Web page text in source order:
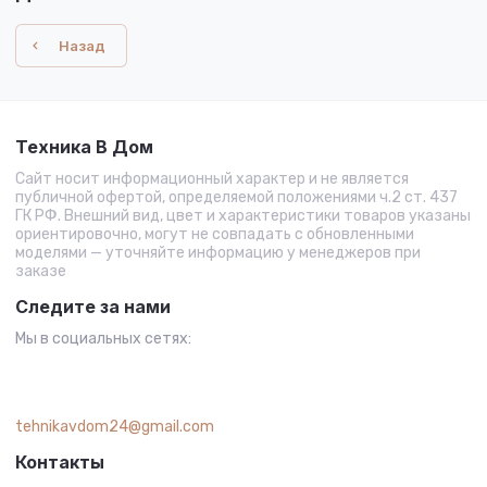
Назад
Техника В Дом
Сайт носит информационный характер и не является
публичной офертой, определяемой положениями ч.2 ст. 437
ГК РФ. Внешний вид, цвет и характеристики товаров указаны
ориентировочно, могут не совпадать с обновленными
моделями — уточняйте информацию у менеджеров при
заказе
Следите за нами
Мы в социальных сетях:
tehnikavdom24@gmail.com
Контакты